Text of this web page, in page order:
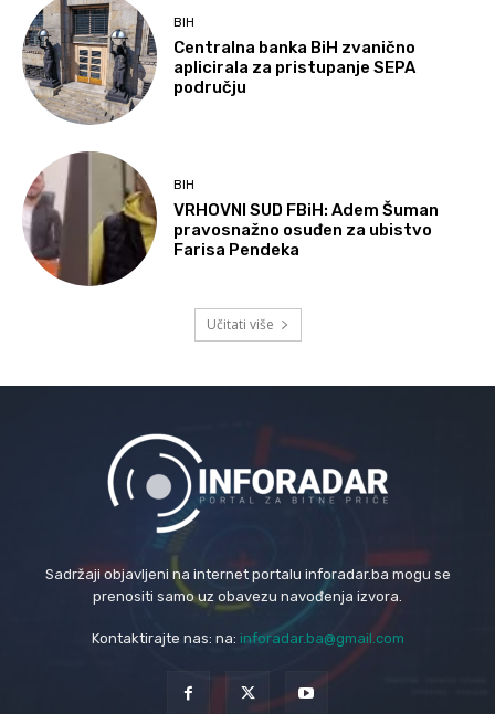
BIH
Centralna banka BiH zvanično
aplicirala za pristupanje SEPA
području
BIH
VRHOVNI SUD FBiH: Adem Šuman
pravosnažno osuđen za ubistvo
Farisa Pendeka
Učitati više
Sadržaji objavljeni na internet portalu inforadar.ba mogu se
prenositi samo uz obavezu navođenja izvora.
Kontaktirajte nas: na: inforadar.ba@gmail.com